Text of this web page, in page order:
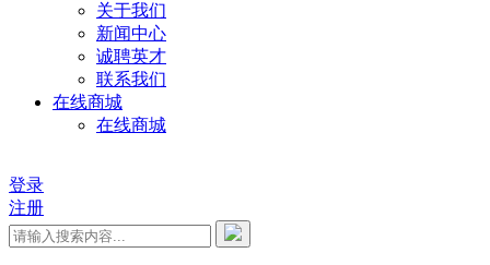
关于我们
新闻中心
诚聘英才
联系我们
在线商城
在线商城
登录
注册